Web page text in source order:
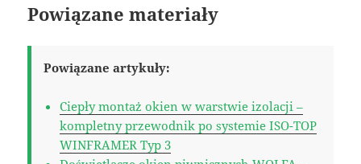
Powiązane materiały
Powiązane artykuły:
Ciepły montaż okien w warstwie izolacji –
kompletny przewodnik po systemie ISO-TOP
WINFRAMER Typ 3